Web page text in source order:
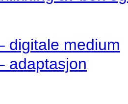
digitale medium
adaptasjon